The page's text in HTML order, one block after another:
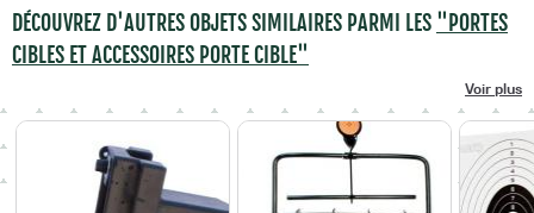
DÉCOUVREZ D'AUTRES OBJETS SIMILAIRES PARMI LES "PORTES
CIBLES ET ACCESSOIRES PORTE CIBLE"
Voir plus